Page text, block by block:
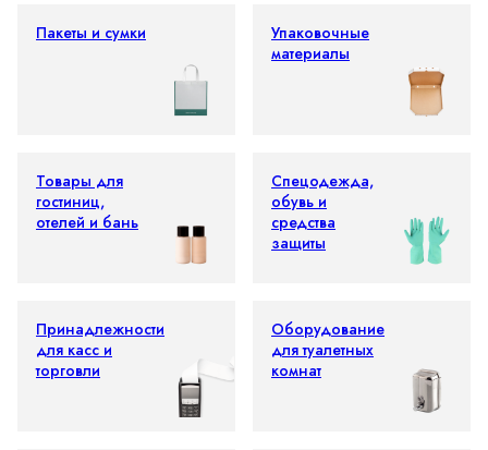
Пакеты и сумки
Упаковочные
материалы
Товары для
гостиниц,
отелей и бань
Спецодежда,
обувь и
средства
защиты
Принадлежности
для касс и
торговли
Оборудование
для туалетных
комнат